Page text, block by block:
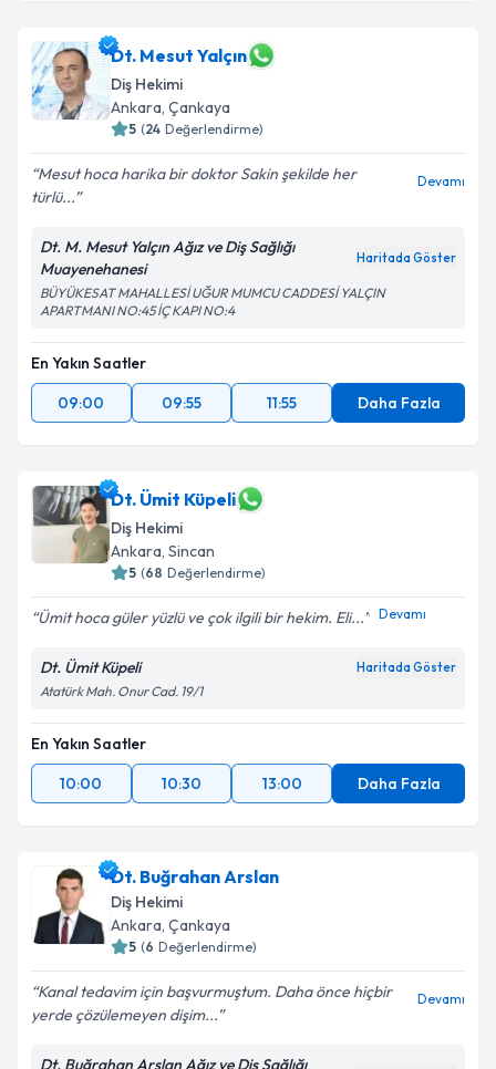
Dt. Mesut Yalçın
Diş Hekimi
Ankara, Çankaya
5 (24 Değerlendirme)
Mesut hoca harika bir doktor Sakin şekilde her
türlü...
Devamı
Dt. M. Mesut Yalçın Ağız ve Diş Sağlığı
Muayenehanesi
Haritada Göster
BÜYÜKESAT MAHALLESİ UĞUR MUMCU CADDESİ YALÇIN
APARTMANI NO:45 İÇ KAPI NO:4
En Yakın Saatler
09:00
09:55 11:55 Daha Fazla
Dt. Ümit Küpeli
Diş Hekimi
Ankara, Sincan
5 (68 Değerlendirme)
Ümit hoca güler yüzlü ve çok ilgili bir hekim. Eli... Devamı
Dt. Ümit Küpeli Haritada Göster
Atatürk Mah. Onur Cad. 19/1
En Yakın Saatler
10:00
10:30 13:00 Daha Fazla
Dt. Buğrahan Arslan
Diş Hekimi
Ankara, Çankaya
5 (6 Değerlendirme)
Kanal tedavim için başvurmuştum. Daha önce hiçbir
yerde çözülemeyen dişim...
Devamı
Dt. Buğrahan Arslan Ağız ve Diş Sağlığı